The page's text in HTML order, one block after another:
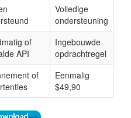
Volledige
ondersteuning
of
API
Ingebouwde
opdrachtregel
of
Eenmalig
$49,90